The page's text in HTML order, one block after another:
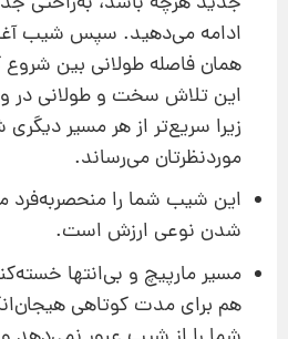
ادامه می‌دهید. سپس شیب
همان فاصله طولانی بین
این تلاش سخت و طولانی در
زیرا سریع‌تر از هر مسیر دیگری
موردنظرتان می‌رساند.
این شیب شما را منحصربه‌فرد
شدن نوعی ارزش است.
مسیر مارپیچ و بی‌انتها
هم برای مدت کوتاهی